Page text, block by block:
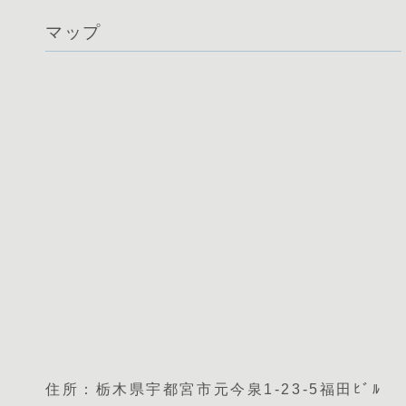
マップ
住所：栃木県宇都宮市元今泉1-23-5福田ﾋﾞﾙ